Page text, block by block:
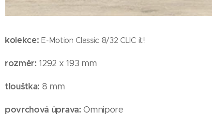
kolekce: E-Motion Classic 8/32 CLIC it!
rozměr: 1292 x 193 mm
tloušťka: 8 mm
povrchová úprava:Omnipore